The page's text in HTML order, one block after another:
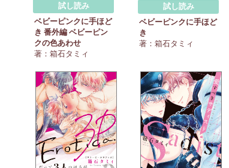
試し読み
ベビーピンクに手ほど
き 番外編 ベビーピン
クの色あわせ
著：箱石タミィ
試し読み
ベビーピンクに手ほど
き
著：箱石タミィ